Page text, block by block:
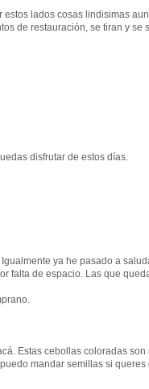
estos lados cosas lindisimas
de restauración, se tiran y se
disfrutar de estos días.
ya he pasado a
falta de espacio. Las que
Estas cebollas coloradas
mandar semillas si